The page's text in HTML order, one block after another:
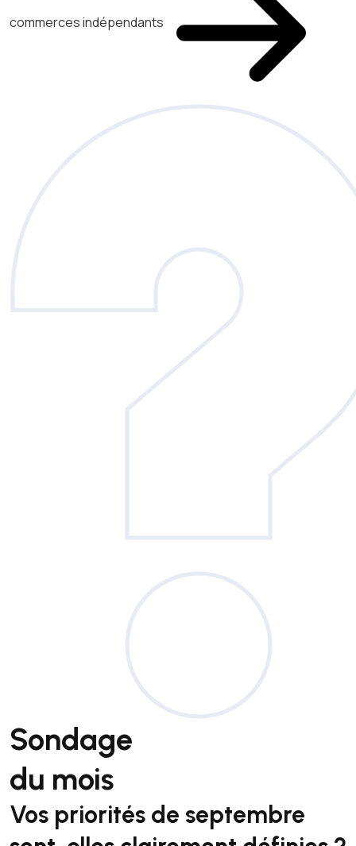
commerces indépendants
Sondage
du mois
Vos priorités de septembre